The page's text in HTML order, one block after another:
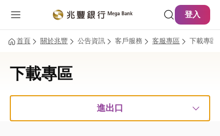
登入
首頁 關於兆豐 公告資訊 客戶服務 客服專區 下載專區
下載專區
進出口